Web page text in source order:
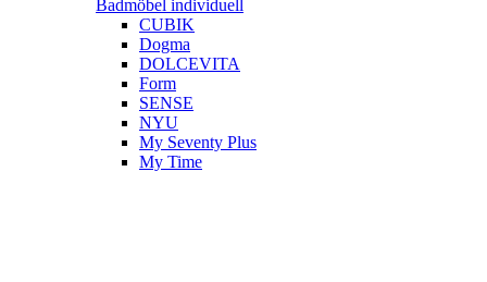
Badmöbel individuell
CUBIK
Dogma
DOLCEVITA
Form
SENSE
NYU
My Seventy Plus
My Time